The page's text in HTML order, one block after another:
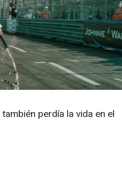
también perdía la vida en el